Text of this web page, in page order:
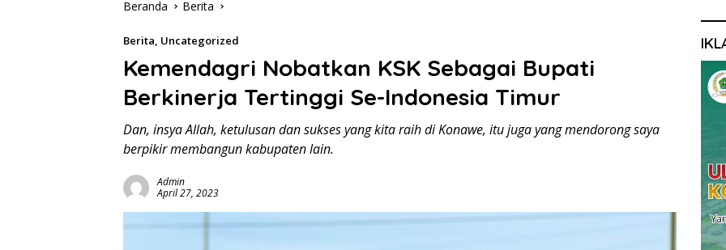
Beranda Berita
Berita, Uncategorized
Kemendagri Nobatkan KSK Sebagai Bupati
Berkinerja Tertinggi Se-Indonesia Timur
Dan, insya Allah, ketulusan dan sukses yang kita raih di Konawe, itu juga yang mendorong saya
berpikir membangun kabupaten lain.
Admin
April 27, 2023